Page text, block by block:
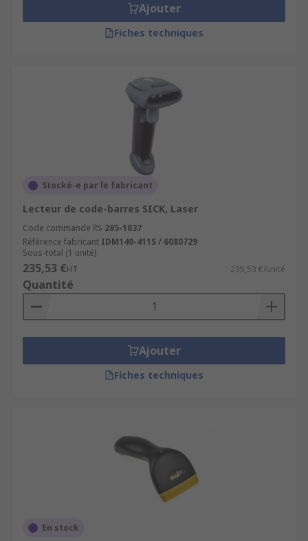
Ajouter
Fiches techniques
Stocké-e par le fabricant
Lecteur de code-barres SICK, Laser
Code commande RS 285-1837
Référence fabricant IDM140-411S / 6080729
Sous-total (1 unité)
235,53 €HT 235,53 €/unité
Quantité
Ajouter
Fiches techniques
En stock